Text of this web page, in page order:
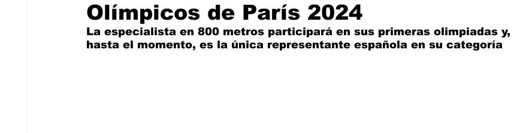
Olímpicos de París 2024
La especialista en 800 metros participará en sus primeras olimpiadas y,
hasta el momento, es la única representante española en su categoría